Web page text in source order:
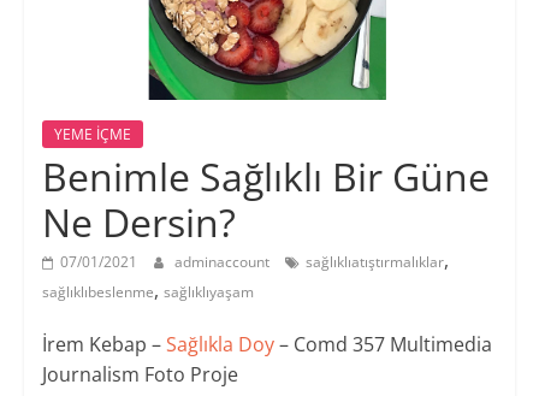
YEME İÇME
Benimle Sağlıklı Bir Güne
Ne Dersin?
07/01/2021 adminaccount sağlıklıatıştırmalıklar,
sağlıklıbeslenme, sağlıklıyaşam
İrem Kebap –Sağlıkla Doy– Comd 357 Multimedia
Journalism Foto Proje